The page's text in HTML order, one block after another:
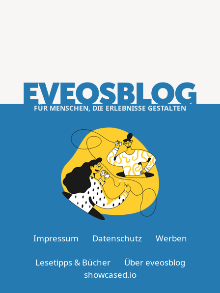
FÜR MENSCHEN, DIE ERLEBNISSE GESTALTEN
Impressum Datenschutz Werben
Lesetipps & Bücher
Über eveosblog
showcased.io